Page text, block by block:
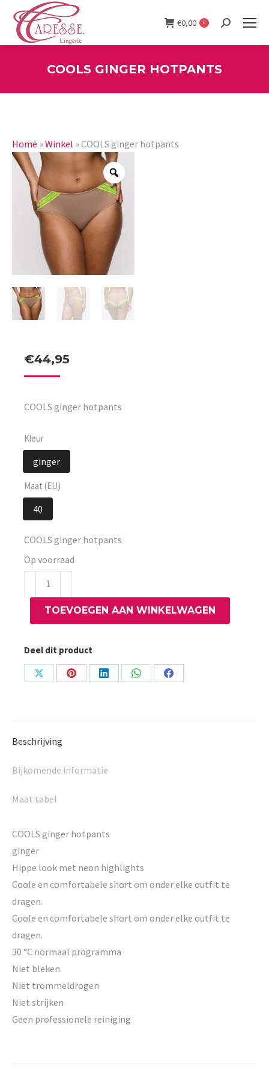
€0,00 0 Search:
COOLS GINGER HOTPANTS
Home »Winkel »COOLS ginger hotpants
€44,95
COOLS ginger hotpants
Kleur
ginger
Maat (EU)
40
COOLS ginger hotpants
Op voorraad
COOLS
ginger
hotpantsTOEVOEGEN AAN WINKELWAGEN
Deel dit product
Share
Share
Share
Share
Share
Beschrijving
Bijkomende informatie
Maat tabel
COOLS ginger hotpants
ginger
Hippe look met neon highlights
Coole en comfortabele short om onder elke outfit te
dragen.
Coole en comfortabele short om onder elke outfit te
dragen.
30 °C normaal programma
Niet bleken
Niet trommeldrogen
Niet strijken
Geen professionele reiniging